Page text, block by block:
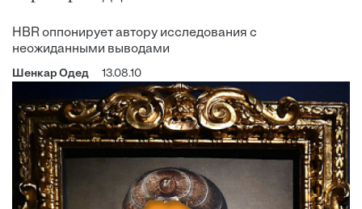
HBR оппонирует автору исследования с
неожиданными выводами
Шенкар Одед 13.08.10